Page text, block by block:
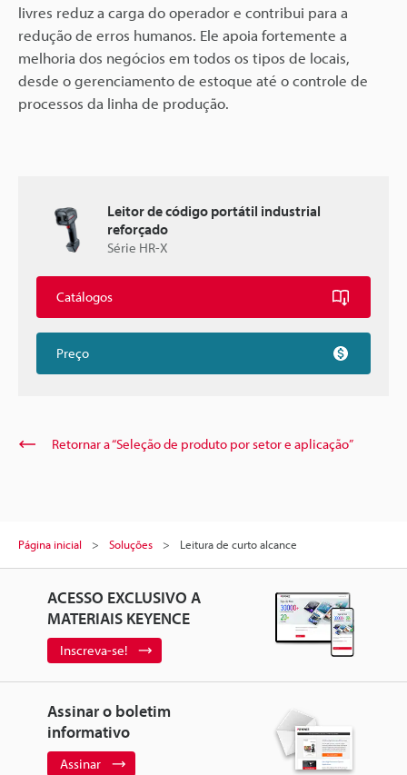
livres reduz a carga do operador e contribui para a
redução de erros humanos. Ele apoia fortemente a
melhoria dos negócios em todos os tipos de locais,
desde o gerenciamento de estoque até o controle de
processos da linha de produção.
Leitor de código portátil industrial
reforçado
Série HR-X
Catálogos
Preço
Retornar a “Seleção de produto por setor e aplicação”
Página inicial Soluções Leitura de curto alcance
ACESSO EXCLUSIVO A
MATERIAIS KEYENCE
Inscreva-se!
Assinar o boletim
informativo
Assinar